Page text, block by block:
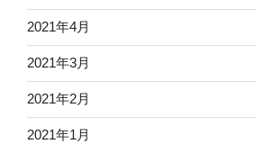
2021年4月
2021年3月
2021年2月
2021年1月